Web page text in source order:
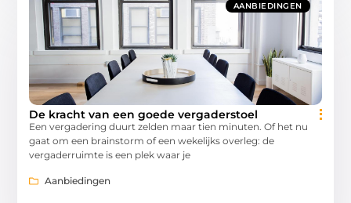
AANBIEDINGEN
De kracht van een goede vergaderstoel
Een vergadering duurt zelden maar tien minuten. Of het nu
gaat om een brainstorm of een wekelijks overleg: de
vergaderruimte is een plek waar je
Aanbiedingen